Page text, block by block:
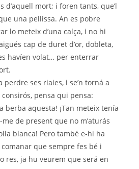
d’aquell mort; i foren tants, que’l
una pellissa. An es pobre
lo meteix d’una calça, i no hi
cap de duret d’or, dobleta,
havíen volat… per enterrar
perdre ses riaies, i se’n torná a
pensa qui pensa:
berba aquesta! ¡Tan meteix tenía
de present que no m’aturás
blanca! Pero també e-hi ha
que sempre fes bé i
res, ja hu veurem que será en